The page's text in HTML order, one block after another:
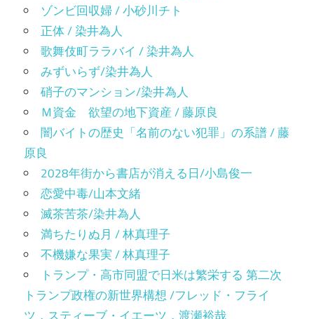
ゾンビ回収婦 / 小砂川チト
正体 / 染井為人
歌舞伎町ララバイ / 染井為人
みずいらず/染井為人
硝子のマンション/染井為人
Ｍ資金 欲望の地下資産 / 藤原良
闇バイトの歴史「名前のない犯罪」の系譜 / 藤
原良
2028年街から書店が消える日/小島俊一
恋愛中毒/山本文緒
滅茶苦茶/染井為人
満ちたりぬ月 / 林真理子
不機嫌な果実 / 林真理子
トランプ・高市同盟で日米は繁栄する 第二次
トランプ政権の新世界構想 /フレッド・フライ